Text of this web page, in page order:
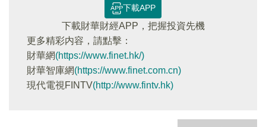
下載APP
下載財華財經APP，把握投資先機
更多精彩内容，請點擊：
財華網(https://www.finet.hk/)
財華智庫網(https://www.finet.com.cn)
現代電視FINTV(http://www.fintv.hk)